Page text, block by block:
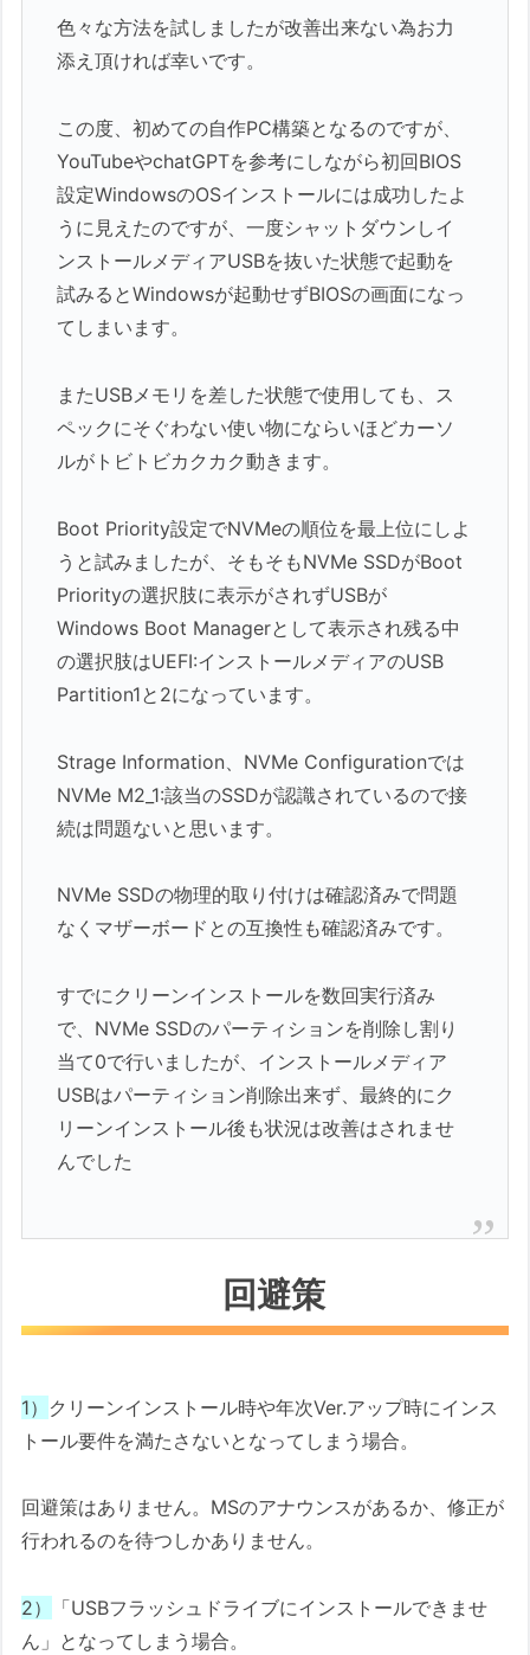
色々な方法を試しましたが改善出来ない為お力
添え頂ければ幸いです。
この度、初めての自作PC構築となるのですが、
YouTubeやchatGPTを参考にしながら初回BIOS
設定WindowsのOSインストールには成功したよ
うに見えたのですが、一度シャットダウンしイ
ンストールメディアUSBを抜いた状態で起動を
試みるとWindowsが起動せずBIOSの画面になっ
てしまいます。
またUSBメモリを差した状態で使用しても、ス
ペックにそぐわない使い物にならいほどカーソ
ルがトビトビカクカク動きます。
Boot Priority設定でNVMeの順位を最上位にしよ
うと試みましたが、そもそもNVMe SSDがBoot
Priorityの選択肢に表示がされずUSBが
Windows Boot Managerとして表示され残る中
の選択肢はUEFI:インストールメディアのUSB
Partition1と2になっています。
Strage Information、NVMe Configurationでは
NVMe M2_1:該当のSSDが認識されているので接
続は問題ないと思います。
NVMe SSDの物理的取り付けは確認済みで問題
なくマザーボードとの互換性も確認済みです。
すでにクリーンインストールを数回実行済み
で、NVMe SSDのパーティションを削除し割り
当て0で行いましたが、インストールメディア
USBはパーティション削除出来ず、最終的にク
リーンインストール後も状況は改善はされませ
んでした
回避策
1） クリーンインストール時や年次Ver.アップ時にインス
トール要件を満たさないとなってしまう場合。
回避策はありません。MSのアナウンスがあるか、修正が
行われるのを待つしかありません。
2）
「USBフラッシュドライブにインストールできませ
ん」となってしまう場合。